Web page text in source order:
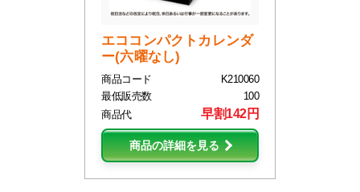
エココンパクトカレンダ
ー(六曜なし)
商品コード
K210060
最低販売数
100
商品代
早割142円
商品の詳細を見る